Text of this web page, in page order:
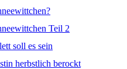
Teil 2
soll es sein
herbstlich berockt